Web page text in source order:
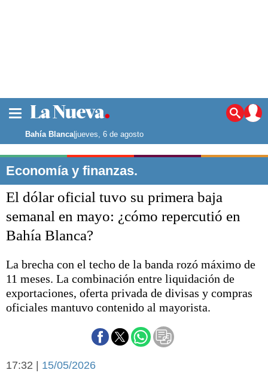
Noticias
La ciudad
Punta Alta
El país
El mundo
Seguridad
Opinión
Liga del Sur
Básquetbol
Fútbol
Federal A
Cines
Economía y campo
Bahía Blanca|jueves, 6 de agosto
Economía y finanzas.
El dólar oficial tuvo su primera baja
semanal en mayo: ¿cómo repercutió en
Bahía Blanca?
La brecha con el techo de la banda rozó máximo de
11 meses. La combinación entre liquidación de
exportaciones, oferta privada de divisas y compras
oficiales mantuvo contenido al mayorista.
17:32 | 15/05/2026